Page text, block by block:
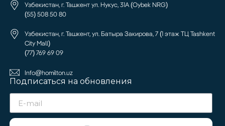
Узбекистан, г. Ташкент ул. Нукус, 31А (Oybek NRG)
(55) 508 50 80
Узбекистан, г. Ташкент, ул. Батыра Закирова, 7 (1 этаж ТЦ Tashkent
City Mall)
(77) 769 69 09
Info@homilton.uz
Подписаться на обновления